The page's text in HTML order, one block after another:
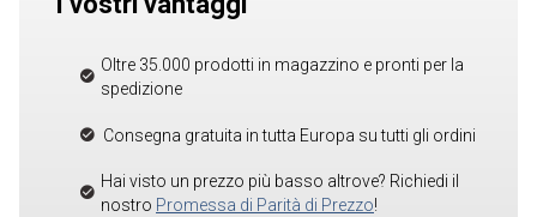
Oltre 35.000 prodotti in magazzino e pronti per la
spedizione
Consegna gratuita in tutta Europa su tutti gli ordini
Hai visto un prezzo più basso altrove? Richiedi il
nostro Promessa di Parità di Prezzo!